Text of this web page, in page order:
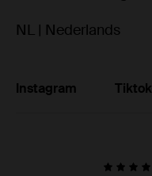
NL | Nederlands
Instagram Tiktok